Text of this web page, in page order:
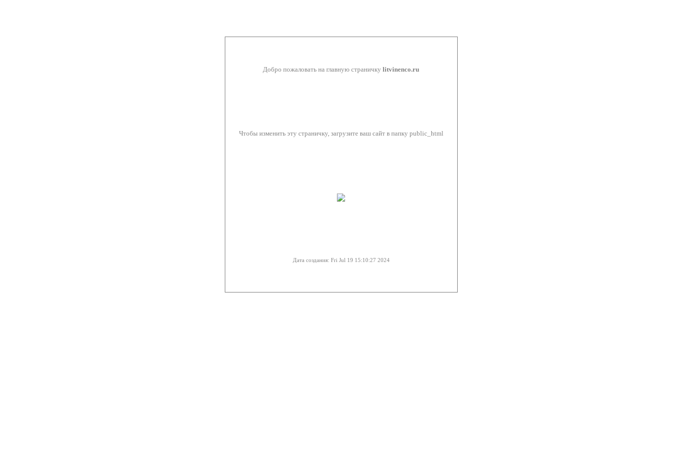
Добро пожаловать на главную страничку litvinenco.ru
Чтобы изменить эту страничку, загрузите ваш сайт в папку public_html
Дата создания: Fri Jul 19 15:10:27 2024